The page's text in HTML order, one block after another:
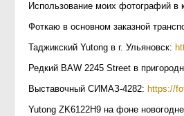
Использование моих фотографий в
Фоткаю в основном заказной
Таджикский Yutong в г. Ульяновск:
Редкий BAW 2245 Street в
Выставочный СИМАЗ-4282: https://
Yutong ZK6122H9 на фоне